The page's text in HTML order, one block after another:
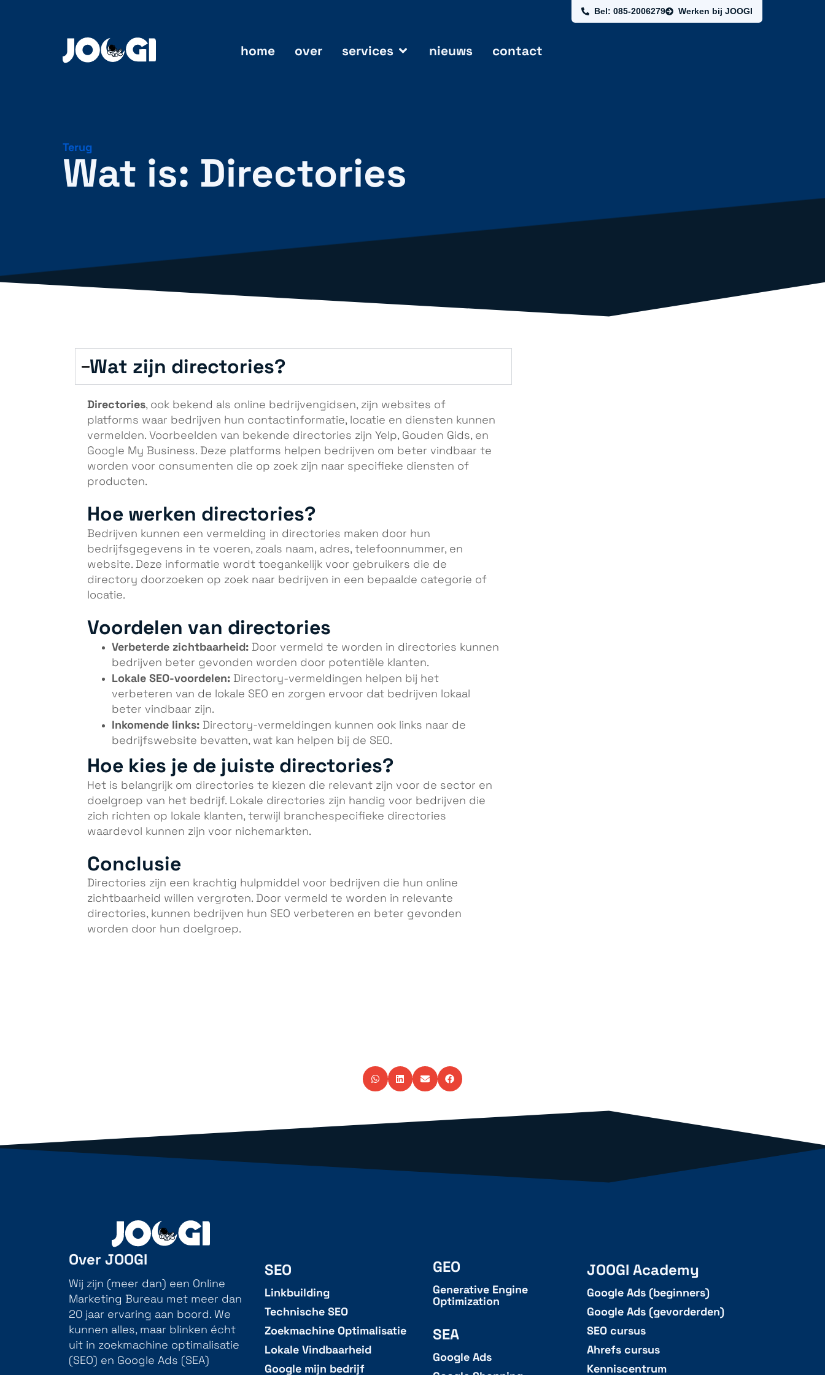
Bel: 085-2006279 Werken bij JOOGI
home over services nieuws contact
Terug
Wat is: Directories
Wat zijn directories?
Directories, ook bekend als online bedrijvengidsen, zijn websites of
platforms waar bedrijven hun contactinformatie, locatie en diensten kunnen
vermelden. Voorbeelden van bekende directories zijn Yelp, Gouden Gids, en
Google My Business. Deze platforms helpen bedrijven om beter vindbaar te
worden voor consumenten die op zoek zijn naar specifieke diensten of
producten.
Hoe werken directories?
Bedrijven kunnen een vermelding in directories maken door hun
bedrijfsgegevens in te voeren, zoals naam, adres, telefoonnummer, en
website. Deze informatie wordt toegankelijk voor gebruikers die de
directory doorzoeken op zoek naar bedrijven in een bepaalde categorie of
locatie.
Voordelen van directories
Verbeterde zichtbaarheid: Door vermeld te worden in directories kunnen
bedrijven beter gevonden worden door potentiële klanten.
Lokale SEO-voordelen: Directory-vermeldingen helpen bij het
verbeteren van de lokale SEO en zorgen ervoor dat bedrijven lokaal
beter vindbaar zijn.
Inkomende links: Directory-vermeldingen kunnen ook links naar de
bedrijfswebsite bevatten, wat kan helpen bij de SEO.
Hoe kies je de juiste directories?
Het is belangrijk om directories te kiezen die relevant zijn voor de sector en
doelgroep van het bedrijf. Lokale directories zijn handig voor bedrijven die
zich richten op lokale klanten, terwijl branchespecifieke directories
waardevol kunnen zijn voor nichemarkten.
Conclusie
Directories zijn een krachtig hulpmiddel voor bedrijven die hun online
zichtbaarheid willen vergroten. Door vermeld te worden in relevante
directories, kunnen bedrijven hun SEO verbeteren en beter gevonden
worden door hun doelgroep.
Over JOOGI
Wij zijn (meer dan) een Online
Marketing Bureau met meer dan
20 jaar ervaring aan boord. We
kunnen alles, maar blinken écht
uit in zoekmachine optimalisatie
(SEO) en Google Ads (SEA)
SEO
Linkbuilding
Technische SEO
Zoekmachine Optimalisatie
Lokale Vindbaarheid
Google mijn bedrijf
GEO
Generative Engine
Optimization
SEA
Google Ads
JOOGI Academy
Google Ads (beginners)
Google Ads (gevorderden)
SEO cursus
Ahrefs cursus
Kenniscentrum